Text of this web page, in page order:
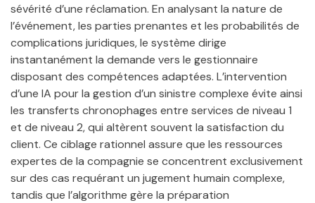
sévérité d’une réclamation. En analysant la nature de
l’événement, les parties prenantes et les probabilités de
complications juridiques, le système dirige
instantanément la demande vers le gestionnaire
disposant des compétences adaptées. L’intervention
d’une IA pour la gestion d’un sinistre complexe évite ainsi
les transferts chronophages entre services de niveau 1
et de niveau 2, qui altèrent souvent la satisfaction du
client. Ce ciblage rationnel assure que les ressources
expertes de la compagnie se concentrent exclusivement
sur des cas requérant un jugement humain complexe,
tandis que l’algorithme gère la préparation